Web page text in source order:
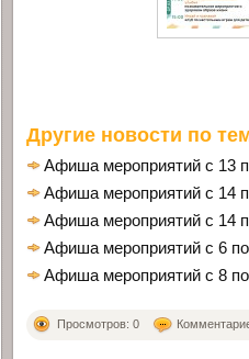
Другие новости по
Афиша мероприятий с 13
Афиша мероприятий с 14
Афиша мероприятий с 14
Афиша мероприятий с 6
Афиша мероприятий с 8
Просмотров: 0